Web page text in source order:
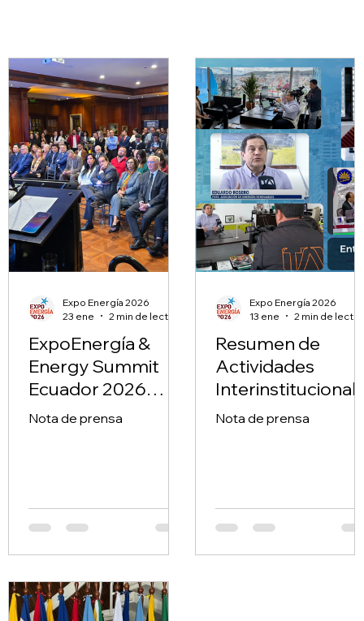
ExpoEnergía &
Energy Summit
Ecuador 2026
consolida una
energética del
país.
Nota de prensa
Expo Energía 2026
23 ene
2 min de lectura
Resumen de
Actividades
s AEEREE 2025.
Nota de prensa
Expo Energía 2026
13 ene
2 min de